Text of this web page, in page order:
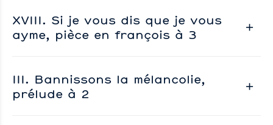
XVIII. Si je vous dis que je vous
ayme, pièce en françois à 3
III. Bannissons la mélancolie,
prélude à 2